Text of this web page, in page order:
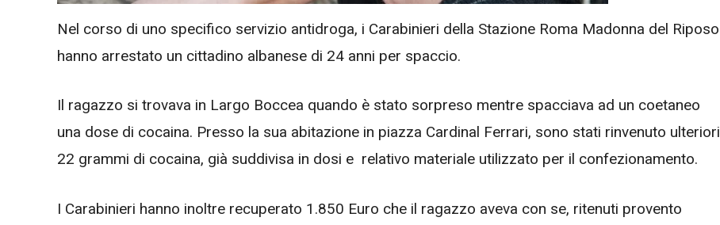
Nel corso di uno specifico servizio antidroga, i Carabinieri della Stazione Roma Madonna del Riposo
hanno arrestato un cittadino albanese di 24 anni per spaccio.
Il ragazzo si trovava in Largo Boccea quando è stato sorpreso mentre spacciava ad un coetaneo
una dose di cocaina. Presso la sua abitazione in piazza Cardinal Ferrari, sono stati rinvenuto ulteriori
22 grammi di cocaina, già suddivisa in dosi e relativo materiale utilizzato per il confezionamento.
I Carabinieri hanno inoltre recuperato 1.850 Euro che il ragazzo aveva con se, ritenuti provento